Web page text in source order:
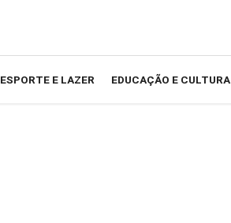
ESPORTE E LAZER EDUCAÇÃO E CULTURA